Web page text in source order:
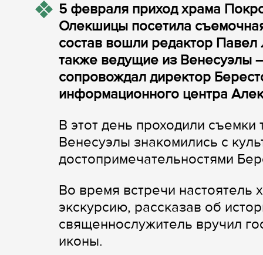
5 февраля приход храма
Олекшицы посетила
состав вошли редактор
также ведущие из Венесуэлы
сопровождал директор
информационного центра
В этот день проходили съемки
Венесуэлы знакомились с
достопримечательностями
Во время встречи настоятель
экскурсию, рассказав об
священнослужитель вручил
иконы.